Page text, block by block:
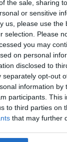
the sale, sharing
or sensitive
us, please use the
selection. Please
you may
on personal
disclosed to
separately opt-out
information by
participants. This
to third parties on
that may further